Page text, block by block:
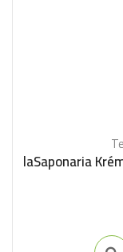
laSaponaria